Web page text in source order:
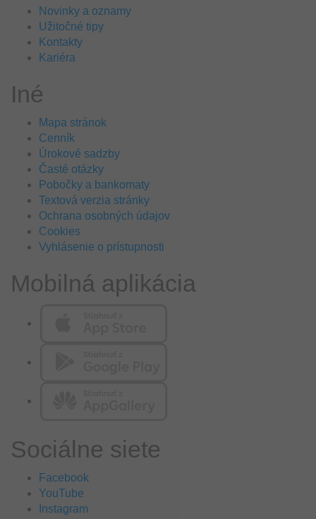
Novinky a oznamy
Užitočné tipy
Kontakty
Kariéra
Iné
Mapa stránok
Cenník
Úrokové sadzby
Časté otázky
Pobočky a bankomaty
Textová verzia stránky
Ochrana osobných údajov
Cookies
Vyhlásenie o prístupnosti
Mobilná aplikácia
Sociálne siete
Facebook
YouTube
Instagram